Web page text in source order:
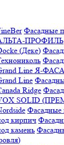
Фасадные
Фасадные